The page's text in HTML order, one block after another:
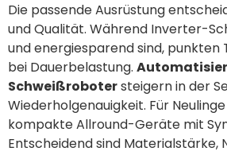
Die passende Ausrüstung
und Qualität. Während Inverter-
und energiesparend sind,
bei Dauerbelastung.
Schweißrobotersteigern in der
Wiederholgenauigkeit. Für
kompakte Allround-Geräte mit
Entscheidend sind Materialstärke,